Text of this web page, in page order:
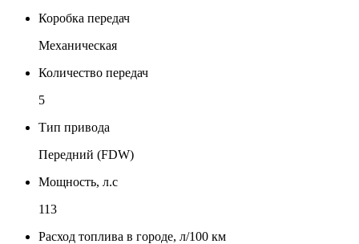
Коробка передач
Механическая
Количество передач
5
Тип привода
Передний (FDW)
Мощность, л.с
113
Расход топлива в городе, л/100 км